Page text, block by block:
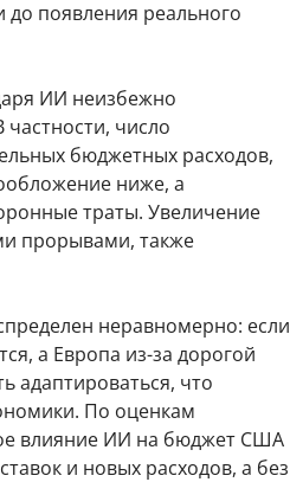
до появления реального
ИИ неизбежно
частности, число
бюджетных расходов,
ниже, а
траты. Увеличение
прорывами, также
неравномерно: если
а Европа из-за дорогой
адаптироваться, что
По оценкам
влияние ИИ на бюджет США
и новых расходов, а без